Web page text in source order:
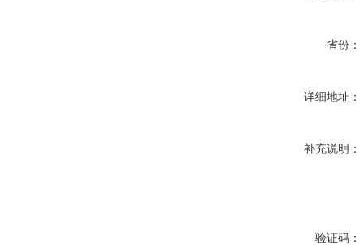
省份：
详细地址：
补充说明：
验证码：